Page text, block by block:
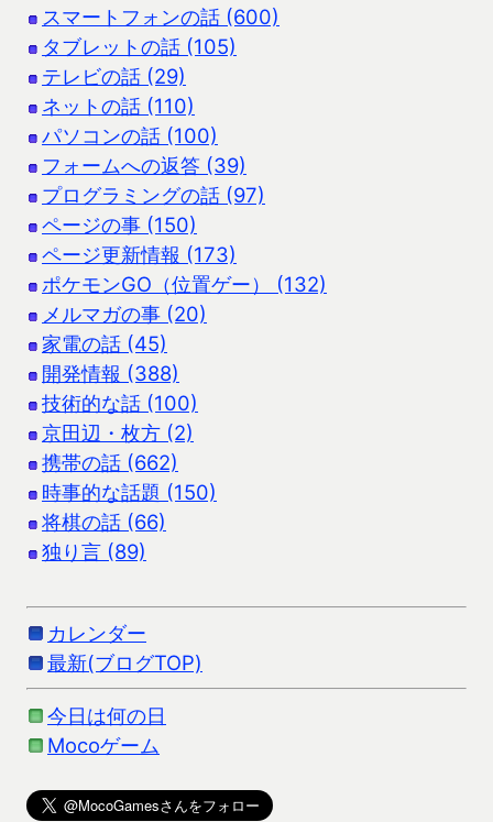
スマートフォンの話 (600)
タブレットの話 (105)
テレビの話 (29)
ネットの話 (110)
パソコンの話 (100)
フォームへの返答 (39)
プログラミングの話 (97)
ページの事 (150)
ページ更新情報 (173)
ポケモンGO（位置ゲー） (132)
メルマガの事 (20)
家電の話 (45)
開発情報 (388)
技術的な話 (100)
京田辺・枚方 (2)
携帯の話 (662)
時事的な話題 (150)
将棋の話 (66)
独り言 (89)
カレンダー
最新(ブログTOP)
今日は何の日
Mocoゲーム